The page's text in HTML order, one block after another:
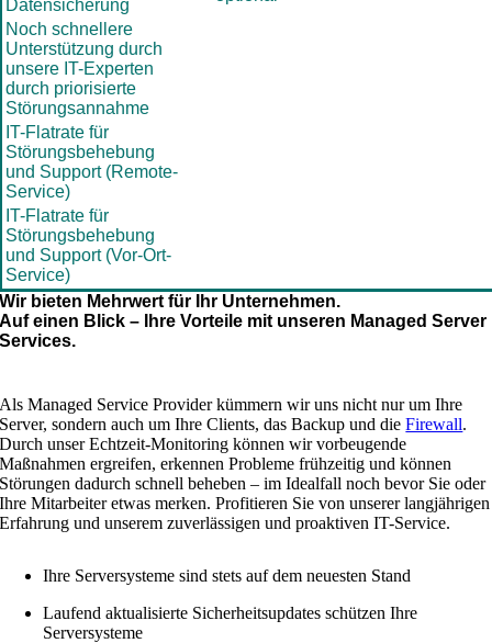
Datensicherung
Noch schnellere
Unterstützung durch
unsere IT-Experten
durch priorisierte
Störungsannahme
IT-Flatrate für
Störungsbehebung
und Support (Remote-
Service)
IT-Flatrate für
Störungsbehebung
und Support (Vor-Ort-
Service)
Wir bieten Mehrwert für Ihr Unternehmen.
Auf einen Blick – Ihre Vorteile mit unseren Managed Server
Services.
Als Managed Service Provider kümmern wir uns nicht nur um Ihre
Server, sondern auch um Ihre Clients, das Backup und dieFirewall.
Durch unser Echtzeit-Monitoring können wir vorbeugende
Maßnahmen ergreifen, erkennen Probleme frühzeitig und können
Störungen dadurch schnell beheben – im Idealfall noch bevor Sie oder
Ihre Mitarbeiter etwas merken. Profitieren Sie von unserer langjährigen
Erfahrung und unserem zuverlässigen und proaktiven IT-Service.
Ihre Serversysteme sind stets auf dem neuesten Stand
Laufend aktualisierte Sicherheitsupdates schützen Ihre
Serversysteme